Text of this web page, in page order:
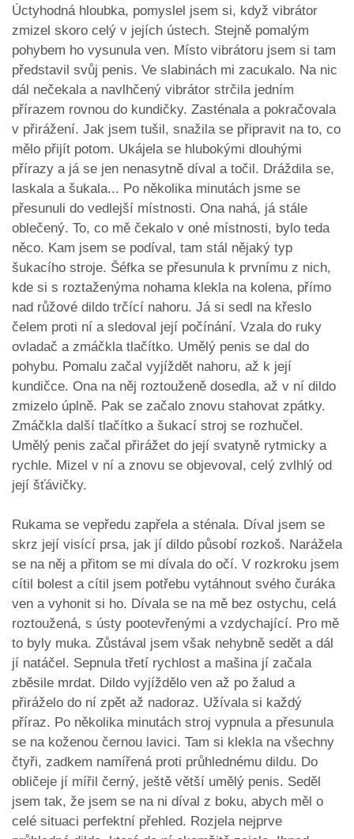
Úctyhodná hloubka, pomyslel jsem si, když vibrátor
zmizel skoro celý v jejích ústech. Stejně pomalým
pohybem ho vysunula ven. Místo vibrátoru jsem si tam
představil svůj penis. Ve slabinách mi zacukalo. Na nic
dál nečekala a navlhčený vibrátor strčila jedním
přírazem rovnou do kundičky. Zasténala a pokračovala
v přirážení. Jak jsem tušil, snažila se připravit na to, co
mělo přijít potom. Ukájela se hlubokými dlouhými
přírazy a já se jen nenasytně díval a točil. Dráždila se,
laskala a šukala... Po několika minutách jsme se
přesunuli do vedlejší místnosti. Ona nahá, já stále
oblečený. To, co mě čekalo v oné místnosti, bylo teda
něco. Kam jsem se podíval, tam stál nějaký typ
šukacího stroje. Šéfka se přesunula k prvnímu z nich,
kde si s roztaženýma nohama klekla na kolena, přímo
nad růžové dildo trčící nahoru. Já si sedl na křeslo
čelem proti ní a sledoval její počínání. Vzala do ruky
ovladač a zmáčkla tlačítko. Umělý penis se dal do
pohybu. Pomalu začal vyjíždět nahoru, až k její
kundičce. Ona na něj roztouženě dosedla, až v ní dildo
zmizelo úplně. Pak se začalo znovu stahovat zpátky.
Zmáčkla další tlačítko a šukací stroj se rozhučel.
Umělý penis začal přirážet do její svatyně rytmicky a
rychle. Mizel v ní a znovu se objevoval, celý zvlhlý od
její šťávičky.
Rukama se vepředu zapřela a sténala. Díval jsem se
skrz její visící prsa, jak jí dildo působí rozkoš. Narážela
se na něj a přitom se mi dívala do očí. V rozkroku jsem
cítil bolest a cítil jsem potřebu vytáhnout svého čuráka
ven a vyhonit si ho. Dívala se na mě bez ostychu, celá
roztoužená, s ústy pootevřenými a vzdychající. Pro mě
to byly muka. Zůstával jsem však nehybně sedět a dál
jí natáčel. Sepnula třetí rychlost a mašina jí začala
zběsile mrdat. Dildo vyjíždělo ven až po žalud a
přiráželo do ní zpět až nadoraz. Užívala si každý
příraz. Po několika minutách stroj vypnula a přesunula
se na koženou černou lavici. Tam si klekla na všechny
čtyři, zadkem namířená proti průhlednému dildu. Do
obličeje jí mířil černý, ještě větší umělý penis. Seděl
jsem tak, že jsem se na ni díval z boku, abych měl o
celé situaci perfektní přehled. Rozjela nejprve